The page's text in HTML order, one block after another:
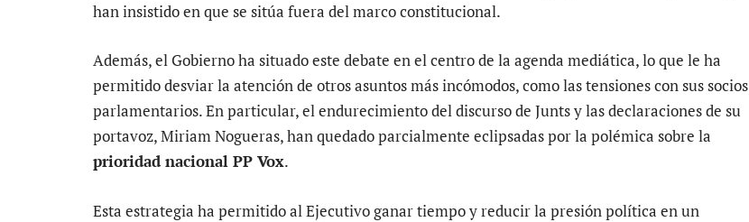
han insistido en que se sitúa fuera del marco constitucional.
Además, el Gobierno ha situado este debate en el centro de la agenda mediática, lo que le ha
permitido desviar la atención de otros asuntos más incómodos, como las tensiones con sus socios
parlamentarios. En particular, el endurecimiento del discurso de Junts y las declaraciones de su
portavoz, Miriam Nogueras, han quedado parcialmente eclipsadas por la polémica sobre la
prioridad nacional PP Vox.
Esta estrategia ha permitido al Ejecutivo ganar tiempo y reducir la presión política en un